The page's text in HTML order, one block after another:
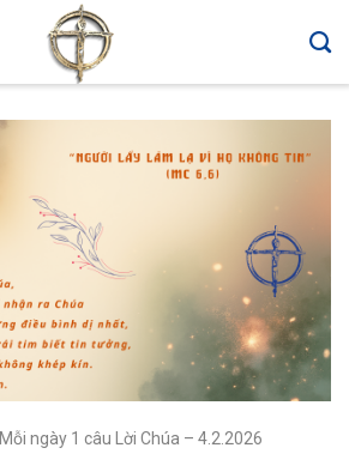
Mỗi ngày 1 câu Lời Chúa – 4.2.2026